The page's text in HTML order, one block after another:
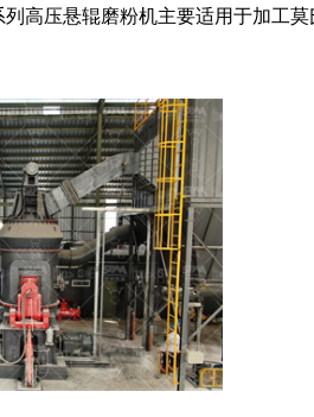
列高压悬辊磨粉机主要适用于加工